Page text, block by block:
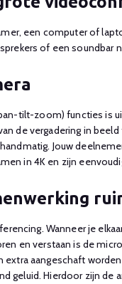
een computer of
of een soundbar
tilt-zoom) functies is
de vergadering in
Jouw
in 4K en zijn
Wanneer je
en verstaan is de
aangeschaft
geluid. Hierdoor zijn de